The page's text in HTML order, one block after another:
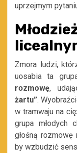
uprzejmym
Zmora ludzi,
uosabia ta
rozmowę,
żartu”.
w tramwaju na
grupa młodych
głośną
by wzbudzić